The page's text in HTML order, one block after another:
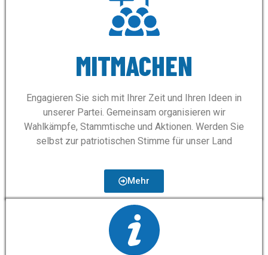
MITMACHEN
Engagieren Sie sich mit Ihrer Zeit und Ihren Ideen in
unserer Partei. Gemeinsam organisieren wir
Wahlkämpfe, Stammtische und Aktionen. Werden Sie
selbst zur patriotischen Stimme für unser Land
Mehr